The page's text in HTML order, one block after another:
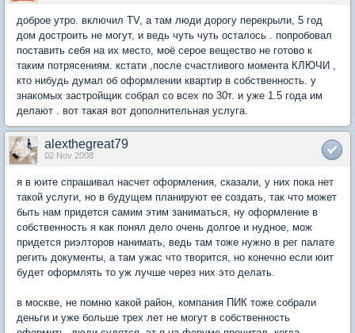
доброе утро. включил TV, а там люди дорогу перекрыли, 5 год
дом достроить не могут, и ведь чуть чуть осталось . попробовал
поставить себя на их место, моё серое вещество не готово к
таким потрясениям. кстати ,после счастливого момента КЛЮЧИ ,
кто нибудь думал об оформлении квартир в собственность. у
знакомых застройщик собрал со всех по 30т. и уже 1.5 года им
делают . вот такая вот дополнительная услуга.
alexthegreat79
02 Nov 2008
я в юите спрашивал насчет оформления, сказали, у них пока нет
такой услуги, но в будущем планируют ее создать, так что может
быть нам придется самим этим заниматься, ну оформление в
собственность я как понял дело очень долгое и нудное, мож
придется риэлторов нанимать, ведь там тоже нужно в рег палате
регить документы, а там ужас что творится, но конечно если юит
будет оформлять то уж лучше через них это делать.
в москве, не помню какой район, компания ПИК тоже собрали
деньги и уже больше трех лет не могут в собственность